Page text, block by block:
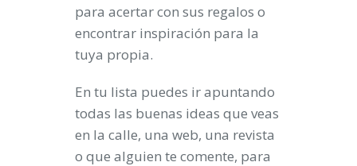
para acertar con sus regalos o
encontrar inspiración para la
tuya propia.
En tu lista puedes ir apuntando
todas las buenas ideas que veas
en la calle, una web, una revista
o que alguien te comente, para